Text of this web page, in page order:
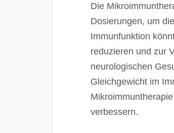
Die
Dosierungen, um
Immunfunktion
reduzieren und zur
neurologischen
Gleichgewicht im
verbessern.